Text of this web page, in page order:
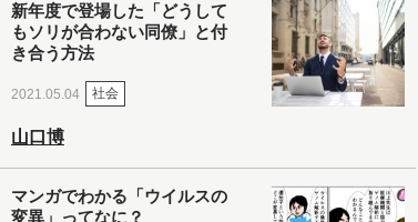
新年度で登場した「どうして
もソリが合わない同僚」と付
き合う方法
2021.05.04 社会
山口博
マンガでわかる「ウイルスの
変異」ってなに？